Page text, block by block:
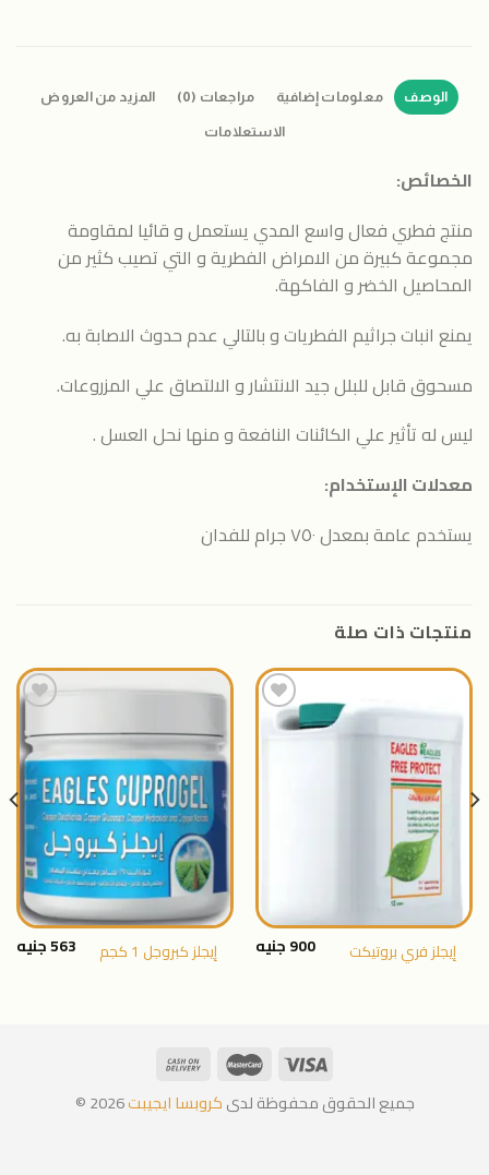
الوصف معلومات إضافية مراجعات (0) المزيد من العروض
الاستعلامات
الخصائص:
منتج فطري فعال واسع المدي يستعمل و قائيا لمقاومة
مجموعة كبيرة من الامراض الفطرية و التي تصيب كثير من
المحاصيل الخضر و الفاكهة.
يمنع انبات جراثيم الفطريات و بالتالي عدم حدوث الاصابة به.
مسحوق قابل للبلل جيد الانتشار و الالتصاق علي المزروعات.
ليس له تأثير علي الكائنات النافعة و منها نحل العسل .
معدلات الإستخدام:
يستخدم عامة بمعدل ٧٥٠ جرام للفدان
منتجات ذات صلة
إيجلز فري بروتيكت 900جنيه
اضافة
الى
المنتجات
المفضلة
إيجلز كبروجل 1 كجم 563جنيه
جميع الحقوق محفوظة لدىكروبسا ايجيبت2026 ©